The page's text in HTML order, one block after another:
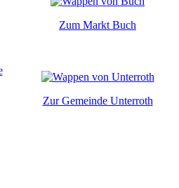
Zum Markt Buch
Zur Gemeinde Unterroth